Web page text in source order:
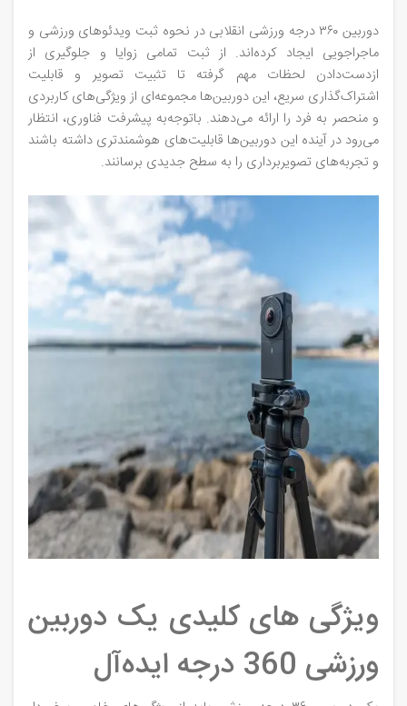
دوربین‌ ۳۶۰ درجه ورزشی انقلابی در نحوه ثبت ویدئوهای ورزشی و
ماجراجویی ایجاد کرده‌اند. از ثبت تمامی زوایا و جلوگیری از
ازدست‌دادن لحظات مهم گرفته تا تثبیت تصویر و قابلیت
اشتراک‌گذاری سریع، این دوربین‌ها مجموعه‌ای از ویژگی‌های کاربردی
و منحصر به‌ فرد را ارائه می‌دهند. باتوجه‌به پیشرفت فناوری، انتظار
می‌رود در آینده این دوربین‌ها قابلیت‌های هوشمندتری داشته باشند
و تجربه‌های تصویربرداری را به سطح جدیدی برسانند.
ویژگی‌ های کلیدی یک دوربین
ورزشی 360 درجه ایده‌آل